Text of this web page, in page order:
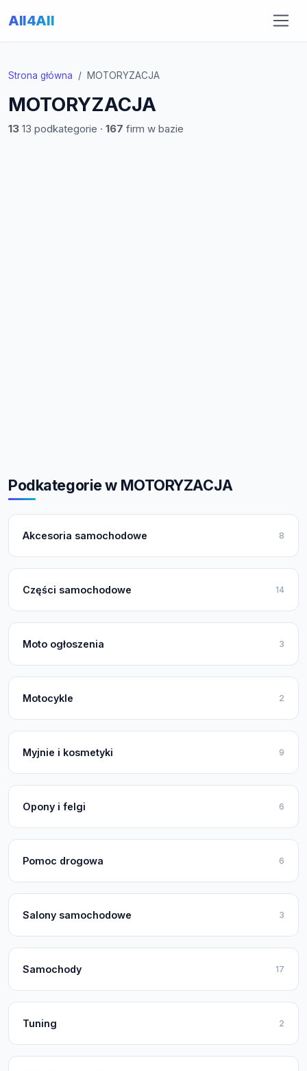
All4All
Strona główna MOTORYZACJA
MOTORYZACJA
13 13 podkategorie · 167 firm w bazie
Podkategorie w MOTORYZACJA
Akcesoria samochodowe 8
Części samochodowe 14
Moto ogłoszenia 3
Motocykle 2
Myjnie i kosmetyki 9
Opony i felgi 6
Pomoc drogowa 6
Salony samochodowe 3
Samochody 17
Tuning 2